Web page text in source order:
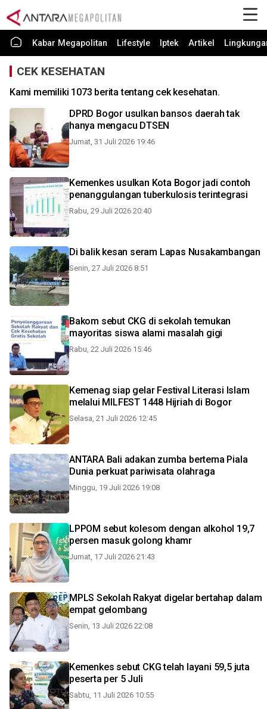
Kabar Megapolitan Lifestyle Iptek Artikel
CEK KESEHATAN
Kami memiliki 1073 berita tentang cek kesehatan.
DPRD Bogor usulkan bansos daerah tak
hanya mengacu DTSEN
Jumat, 31 Juli 2026 19:46
Kemenkes usulkan Kota Bogor jadi contoh
penanggulangan tuberkulosis terintegrasi
Rabu, 29 Juli 2026 20:40
Di balik kesan seram Lapas Nusakambangan
Senin, 27 Juli 2026 8:51
Bakom sebut CKG di sekolah temukan
mayoritas siswa alami masalah gigi
Rabu, 22 Juli 2026 15:46
Kemenag siap gelar Festival Literasi Islam
melalui MILFEST 1448 Hijriah di Bogor
Selasa, 21 Juli 2026 12:45
ANTARA Bali adakan zumba bertema Piala
Dunia perkuat pariwisata olahraga
Minggu, 19 Juli 2026 19:08
LPPOM sebut kolesom dengan alkohol 19,7
persen masuk golong khamr
Jumat, 17 Juli 2026 21:43
MPLS Sekolah Rakyat digelar bertahap dalam
empat gelombang
Senin, 13 Juli 2026 22:08
Kemenkes sebut CKG telah layani 59,5 juta
peserta per 5 Juli
Sabtu, 11 Juli 2026 10:55